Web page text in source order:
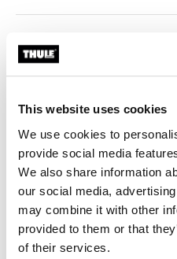
This website uses cookies
We use cookies to
provide social media
We also share information
our social media,
may combine it with other
provided to them or that
of their services.
Гарантия Thule
Сумка для хранения
велосипедов: надежно